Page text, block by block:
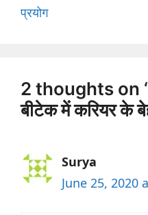
प्रयोग
2 thoughts on
बीटेक में करियर के
Surya
June 25, 2020